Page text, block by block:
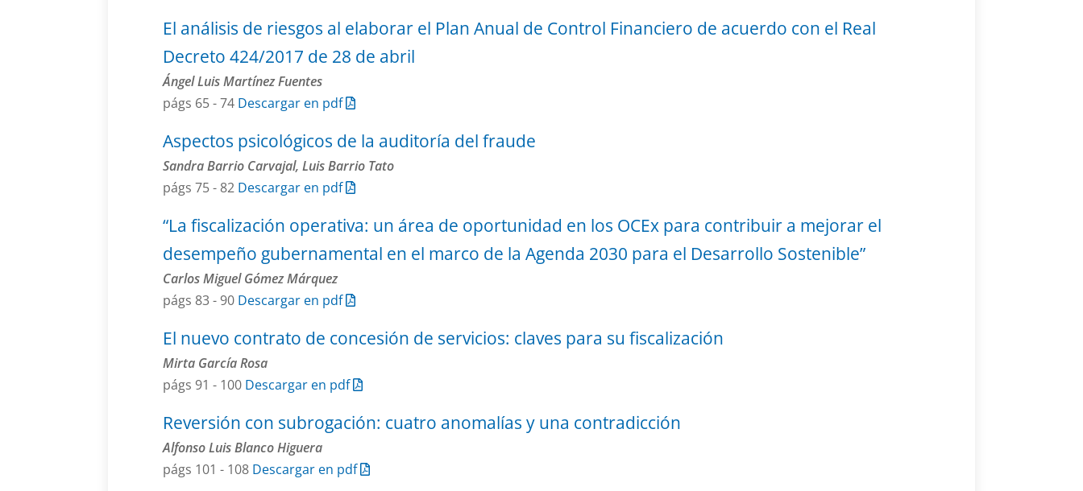
El análisis de riesgos al elaborar el Plan Anual de Control Financiero de acuerdo con el Real
Decreto 424/2017 de 28 de abril
Ángel Luis Martínez Fuentes
págs 65 - 74 Descargar en pdf
Aspectos psicológicos de la auditoría del fraude
Sandra Barrio Carvajal, Luis Barrio Tato
págs 75 - 82 Descargar en pdf
“La fiscalización operativa: un área de oportunidad en los OCEx para contribuir a mejorar el
desempeño gubernamental en el marco de la Agenda 2030 para el Desarrollo Sostenible”
Carlos Miguel Gómez Márquez
págs 83 - 90 Descargar en pdf
El nuevo contrato de concesión de servicios: claves para su fiscalización
Mirta García Rosa
págs 91 - 100 Descargar en pdf
Reversión con subrogación: cuatro anomalías y una contradicción
Alfonso Luis Blanco Higuera
págs 101 - 108 Descargar en pdf